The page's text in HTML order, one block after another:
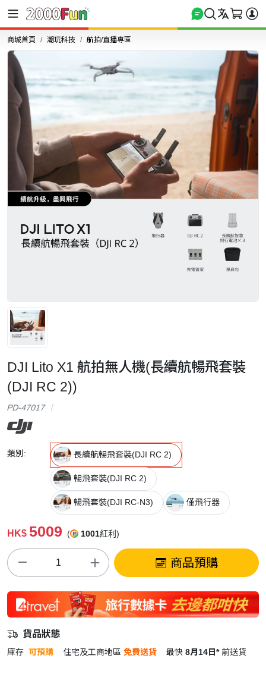
商城首頁 潮玩科技 航拍/直播專區
DJI Lito X1 航拍無人機(長續航暢飛套裝
(DJI RC 2))
PD-47017
類別: 長續航暢飛套裝(DJI RC 2)
暢飛套裝(DJI RC 2)
暢飛套裝(DJI RC-N3) 僅飛行器
HK$ 5009 ( 1001紅利)
商品預購
貨品狀態
庫存 可預購 住宅及工商地區 免費送貨 最快 8月14日* 前送貨